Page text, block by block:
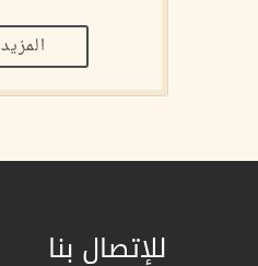
المزيد
للإتصال بنا